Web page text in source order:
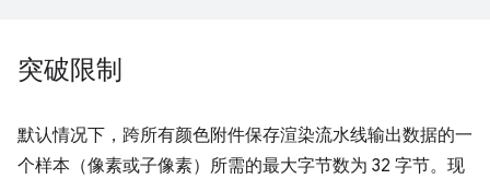
突破限制
默认情况下，跨所有颜色附件保存渲染流水线输出数据的一
个样本（像素或子像素）所需的最大字节数为 32 字节。现